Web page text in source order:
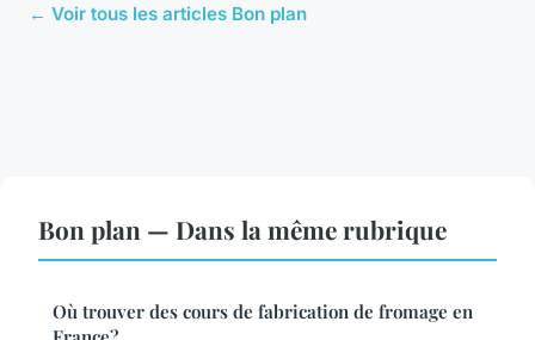
← Voir tous les articles Bon plan
Bon plan — Dans la même rubrique
Où trouver des cours de fabrication de fromage en